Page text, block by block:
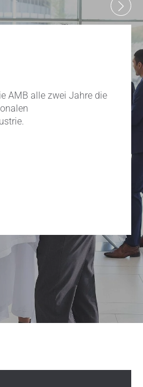
AMB alle zwei Jahre die